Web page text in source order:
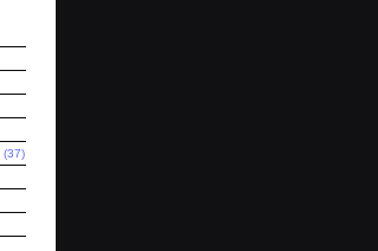
(37)